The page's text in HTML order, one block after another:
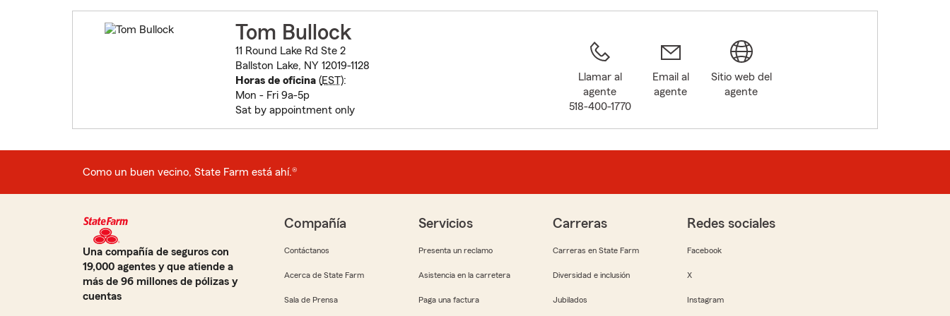
Tom Bullock
11 Round Lake Rd Ste 2
Ballston Lake, NY 12019-1128
Horas de oficina(EST):
Mon - Fri 9a-5p
Sat by appointment only
Llamar al
agente
518-400-1770
Email al
agente
Sitio web del
agente
Como un buen vecino, State Farm está ahí.®
Una compañía de seguros con
19,000 agentes y que atiende a
más de 96 millones de pólizas y
cuentas
Compañía
Contáctanos
Acerca de State Farm
Sala de Prensa
Servicios
Presenta un reclamo
Asistencia en la carretera
Paga una factura
Carreras
Carreras en State Farm
Diversidad e inclusión
Jubilados
Redes sociales
Facebook
X
Instagram